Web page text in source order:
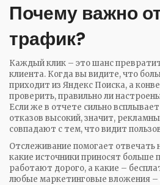
Почему важно
трафик?
Каждый клик – это шанс
клиента. Когда вы видите, что
приходит из Яндекс Поиска, а
проверить, правильно ли
Если же в отчете сильно
отказов высокий, значит,
совпадают с тем, что видит
Отслеживание помогает отвечать
какие источники приносят больше
работают дорого, а какие –
любые маркетинговые вложения –